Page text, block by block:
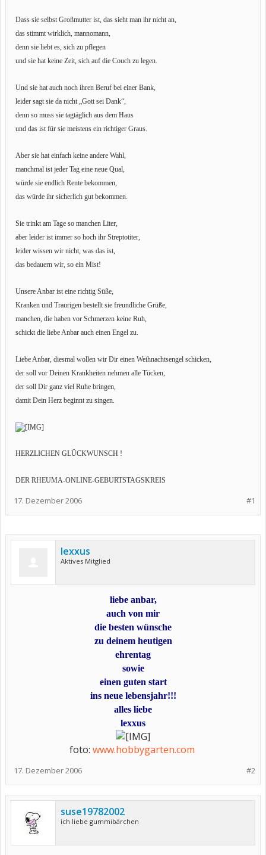
Dass sie selbst Großmutter ist, das sieht man ihr nicht an,
das stimmt wirklich, mannomann,
denn sie liebt es, sich zu pflegen
und sie hat keine Zeit, sich auf die Couch zu legen.
Und sie hat auch noch ihren Beruf bei einer Bank,
leider sagt sie da nicht „Gott sei Dank“,
denn so muss sie tagtäglich aus dem Haus
und das ist für sie meistens ein richtiger Graus.
Aber sie hat einfach keine andere Wahl,
manchmal ist jeder Tag eine neue Qual,
würde sie endlich Rente bekommen,
das würde ihr sicherlich gut bekommen.
Sie trinkt am Tage so manchen Liter,
aber leider ist immer so hoch ihr Streptotiter,
leider wissen wir nicht, was das ist,
das bedauern wir, so ein Mist!
Unsere Anbar ist eine richtig Süße,
Kranken und Traurigen bestellt sie freundliche Grüße,
manchen, die haben vor Schmerzen keine Ruh,
schickt die liebe Anbar auch einen Engel zu.
Liebe Anbar, diesmal wollen wir Dir einen Weihnachtsengel schicken,
der soll vor Deinen Krankheiten nehmen alle Tücken,
der soll Dir ganz viel Ruhe bringen,
damit Dein Herz beginnt zu singen.
HERZLICHEN GLÜCKWUNSCH !
DER RHEUMA-ONLINE-GEBURTSTAGSKREIS
#1
17. Dezember 2006
lexxus
Aktives Mitglied
liebe anbar,
auch von mir
die besten wünsche
zu deinem heutigen
ehrentag
sowie
einen guten start
ins neue lebensjahr!!!
alles liebe
lexxus
foto: www.hobbygarten.com
#2
17. Dezember 2006
suse19782002
ich liebe gummibärchen